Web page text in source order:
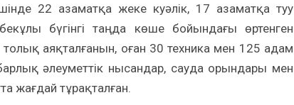
22 азаматқа жеке куәлік, 17 азаматқа туу
бүгінгі таңда көше бойындағы өртенген
аяқталғанын, оған 30 техника мен 125 адам
әлеуметтік нысандар, сауда орындары мен
жағдай тұрақталған.